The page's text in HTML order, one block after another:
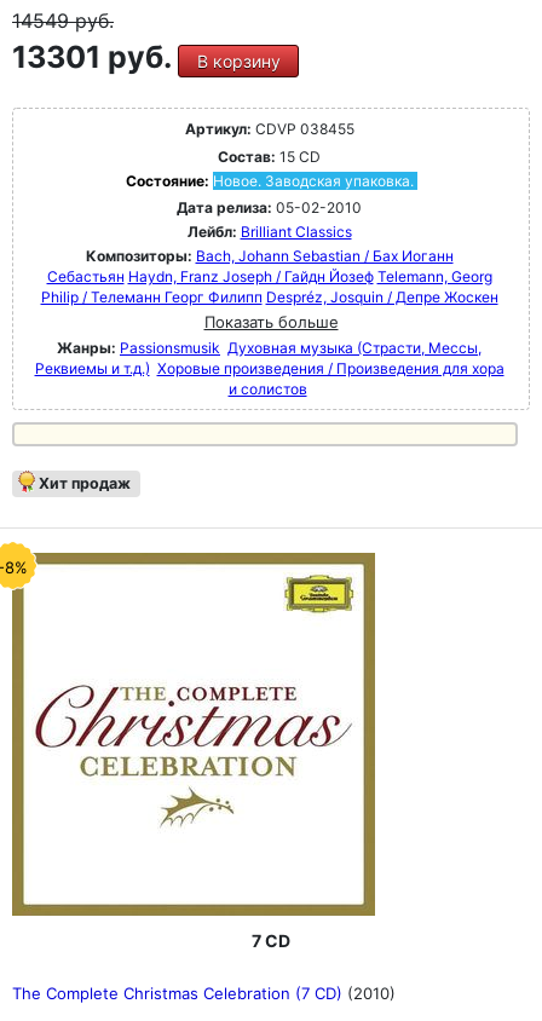
14549руб.
13301 руб. В корзину
Артикул: CDVP 038455
Состав: 15 CD
Состояние: Новое. Заводская упаковка.
Дата релиза: 05-02-2010
Лейбл: Brilliant Classics
Композиторы: Bach, Johann Sebastian / Бах Иоганн
Себастьян Haydn, Franz Joseph / Гайдн Йозеф Telemann, Georg
Philip / Телеманн Георг Филипп Despréz, Josquin / Депре Жоскен
Показать больше
Жанры: Passionsmusik Духовная музыка (Страсти, Мессы,
Реквиемы и т.д.) Хоровые произведения / Произведения для хора
и солистов
Хит продаж
8%
7 CD
The Complete Christmas Celebration (7 CD) (2010)